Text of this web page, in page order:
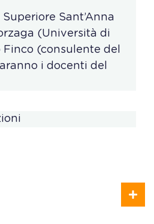
Sant’Anna
(Università di
Finco (consulente del
i docenti del